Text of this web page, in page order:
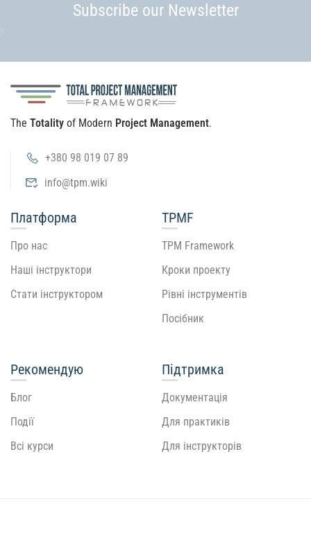
Subscribe our Newsletter
The Totality of Modern Project Management.
+380 98 019 07 89
info@tpm.wiki
Платформа
Про нас
Наші інструктори
Стати інструктором
TPMF
TPM Framework
Кроки проекту
Рівні інструментів
Посібник
Рекомендую
Блог
Події
Всі курси
Підтримка
Документація
Для практиків
Для інструкторів